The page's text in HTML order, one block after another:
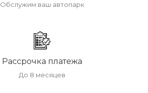
Обслужим ваш автопарк
Рассрочка платежа
До 8 месяцев